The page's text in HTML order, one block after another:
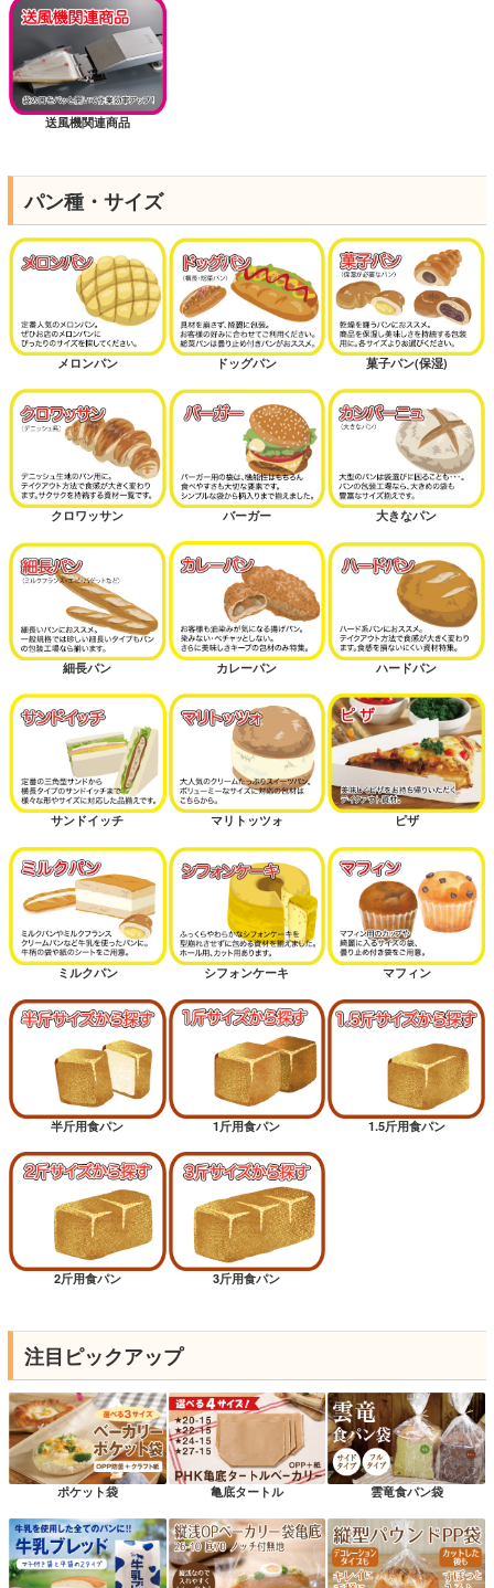
送風機関連商品
パン種・サイズ
メロンパン ドッグパン 菓子パン(保湿)
クロワッサン バーガー 大きなパン
細長パン カレーパン ハードパン
サンドイッチ マリトッツォ ピザ
ミルクパン シフォンケーキ マフィン
半斤用食パン 1斤用食パン 1.5斤用食パン
2斤用食パン 3斤用食パン
注目ピックアップ
ポケット袋 亀底タートル 雲竜食パン袋